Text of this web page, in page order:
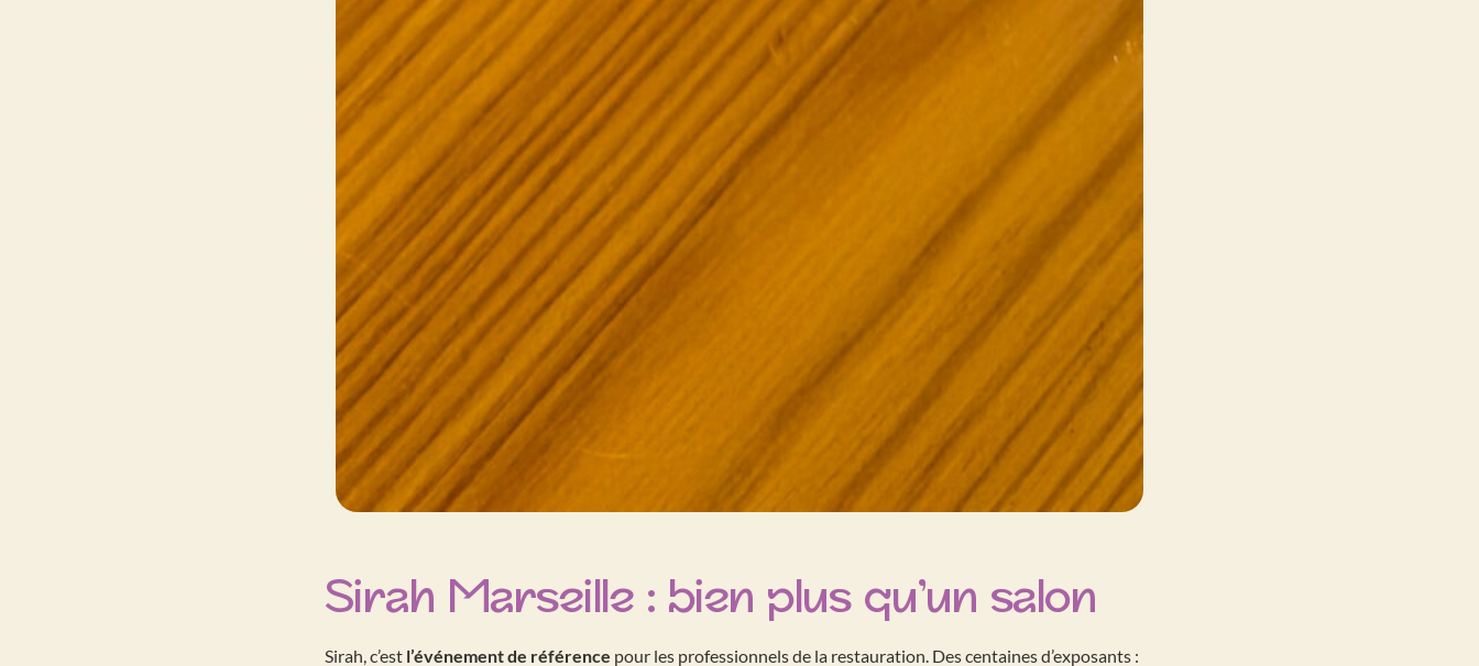
Sirah Marseille : bien plus qu’un salon
Sirah, c’est l’événement de référence pour les professionnels de la restauration. Des centaines d’exposants :